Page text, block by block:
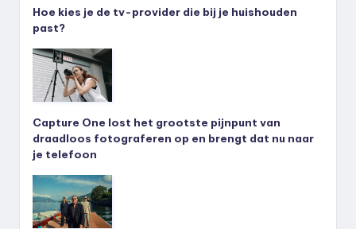
Hoe kies je de tv-provider die bij je huishouden
past?
Capture One lost het grootste pijnpunt van
draadloos fotograferen op en brengt dat nu naar
je telefoon